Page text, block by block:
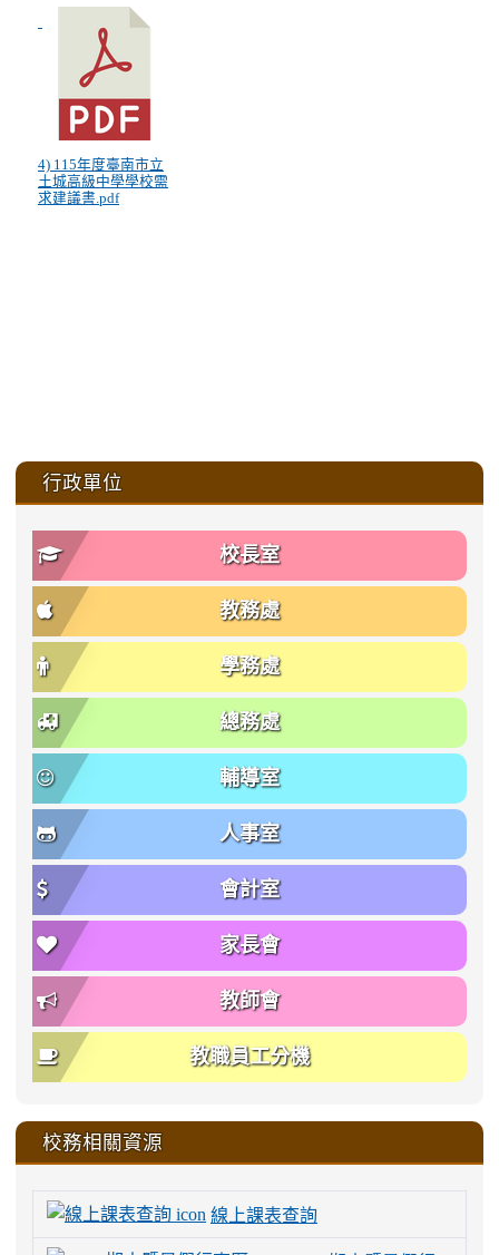
4) 115年度臺南市立
土城高級中學學校需
求建議書.pdf
::: 行政單位
校長室
教務處
學務處
總務處
輔導室
人事室
會計室
家長會
教師會
教職員工分機
校務相關資源
線上課表查詢